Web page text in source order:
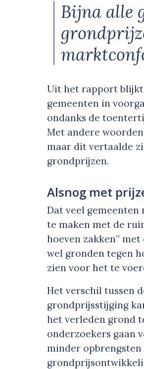
Bijna alle
Uit het rapport
gemeenten in
ondanks de
Met andere
maar dit vertaalde
grondprijzen.
Alsnog met
Dat veel
te maken met de
hoeven zakken”
wel gronden tegen
zien voor het te
Het verschil tussen
grondprijsstijging
het verleden grond
onderzoekers gaan
minder